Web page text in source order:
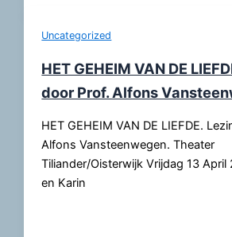
Uncategorized
HET GEHEIM VAN DE
door Prof. Alfons
HET GEHEIM VAN DE LIEFDE.
Alfons Vansteenwegen. Theater
Tiliander/Oisterwijk Vrijdag 13 April
en Karin